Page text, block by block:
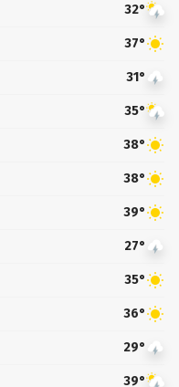
32°
37°
31°
35°
38°
38°
39°
27°
35°
36°
29°
39°